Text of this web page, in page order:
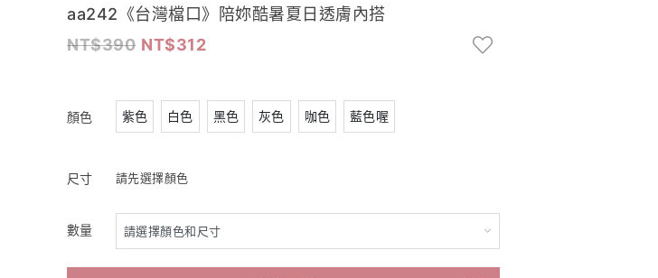
aa242《台灣檔口》陪妳酷暑夏日透膚內搭
390
312
顏色 紫色 白色 黑色 灰色 咖色 藍色喔
尺寸 請先選擇顏色
數量